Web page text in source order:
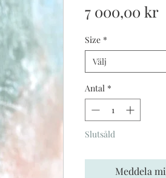
7 000,00 kr
Size *
Välj
Antal *
Slutsåld
Meddela